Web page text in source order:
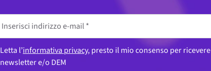
Letta l’informativa privacy, presto il mio consenso per ricevere
newsletter e/o DEM